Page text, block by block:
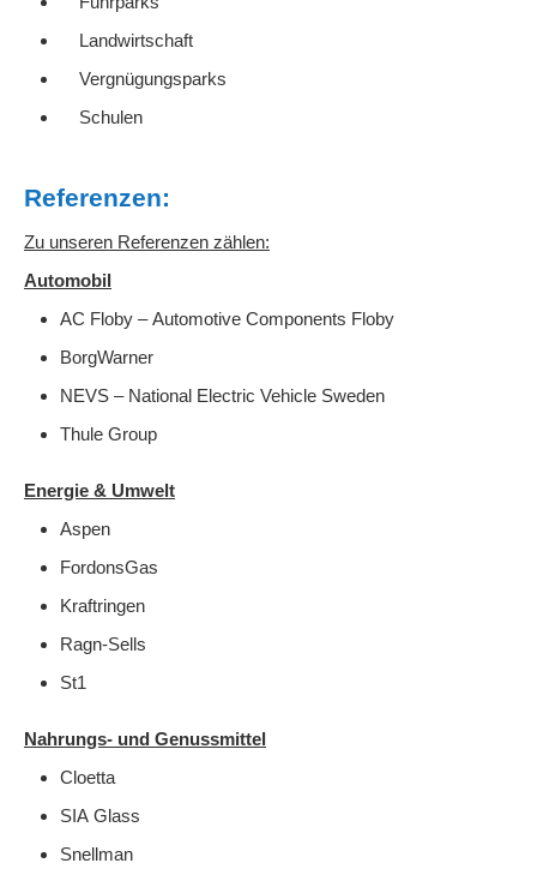
Landwirtschaft
Vergnügungsparks
Schulen
Referenzen:
Zu unseren Referenzen zählen:
Automobil
AC Floby – Automotive Components Floby
BorgWarner
NEVS – National Electric Vehicle Sweden
Thule Group
Energie & Umwelt
Aspen
FordonsGas
Kraftringen
Ragn-Sells
St1
Nahrungs- und Genussmittel
Cloetta
SIA Glass
Snellman